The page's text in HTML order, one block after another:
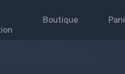
Boutique